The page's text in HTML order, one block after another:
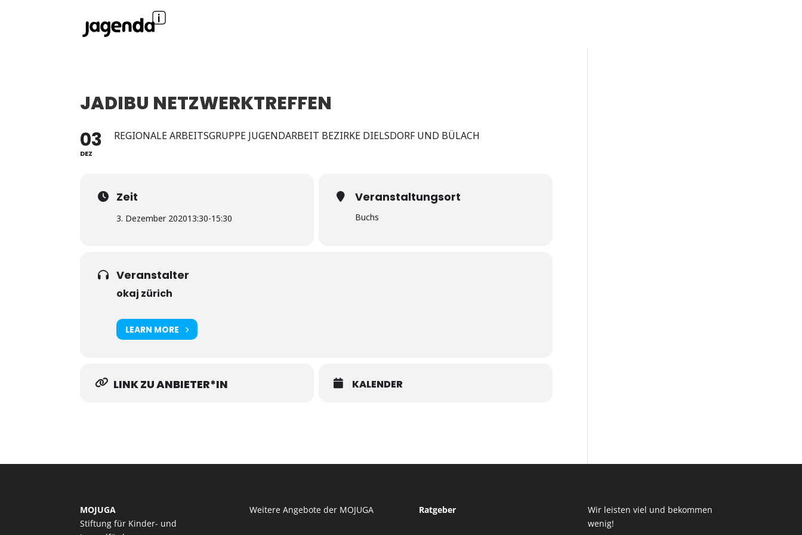
JADIBU NETZWERKTREFFEN
03
DEZ
REGIONALE ARBEITSGRUPPE JUGENDARBEIT BEZIRKE DIELSDORF UND BÜLACH
Zeit
3. Dezember 202013:30-15:30
Veranstaltungsort
Buchs
Veranstalter
okaj zürich
LEARN MORE
LINK ZU ANBIETER*IN KALENDER
MOJUGA
Stiftung für Kinder- und
Weitere Angebote der MOJUGA Ratgeber
Wir leisten viel und bekommen
wenig!